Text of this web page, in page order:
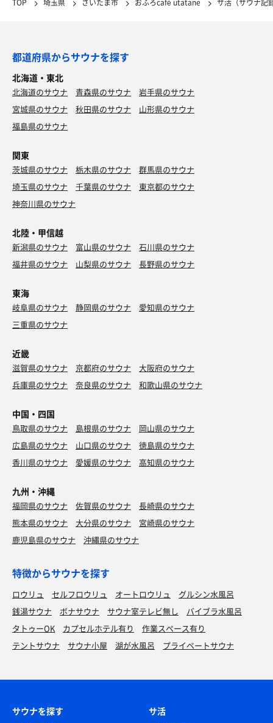
TOP 埼玉県 さいたま市 おふろcafé utatane サ活（サウナ記
都道府県からサウナを探す
北海道・東北
北海道のサウナ 青森県のサウナ
岩手県のサウナ
宮城県のサウナ
秋田県のサウナ
山形県のサウナ
福島県のサウナ
関東
茨城県のサウナ 栃木県のサウナ
群馬県のサウナ
埼玉県のサウナ
千葉県のサウナ
東京都のサウナ
神奈川県のサウナ
北陸・甲信越
新潟県のサウナ 富山県のサウナ
石川県のサウナ
福井県のサウナ
山梨県のサウナ 長野県のサウナ
東海
岐阜県のサウナ 静岡県のサウナ
愛知県のサウナ
三重県のサウナ
近畿
滋賀県のサウナ 京都府のサウナ
大阪府のサウナ
兵庫県のサウナ
奈良県のサウナ 和歌山県のサウナ
中国・四国
鳥取県のサウナ 島根県のサウナ
岡山県のサウナ
広島県のサウナ
山口県のサウナ
徳島県のサウナ
香川県のサウナ
愛媛県のサウナ 高知県のサウナ
九州・沖縄
福岡県のサウナ 佐賀県のサウナ
長崎県のサウナ
熊本県のサウナ
大分県のサウナ
宮崎県のサウナ
鹿児島県のサウナ
沖縄県のサウナ
特徴からサウナを探す
ロウリュ セルフロウリュ オートロウリュ
グルシン水風呂
銭湯サウナ
ボナサウナ サウナ室テレビ無し
バイブラ水風呂
タトゥーOK
カプセルホテル有り
作業スペース有り
テントサウナ
サウナ小屋 湖が水風呂 プライベートサウナ
サウナを探す サ活